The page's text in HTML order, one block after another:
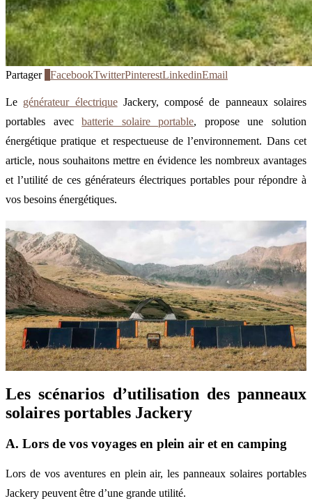
Partager FacebookTwitterPinterestLinkedinEmail
Le générateur électriqueJackery, composé de panneaux solaires
portables avecbatterie solaire portable, propose une solution
énergétique pratique et respectueuse de l’environnement. Dans cet
article, nous souhaitons mettre en évidence les nombreux avantages
et l’utilité de ces générateurs électriques portables pour répondre à
vos besoins énergétiques.
Les scénarios d’utilisation des panneaux
solaires portables Jackery
A. Lors de vos voyages en plein air et en camping
Lors de vos aventures en plein air, les panneaux solaires portables
Jackery peuvent être d’une grande utilité.